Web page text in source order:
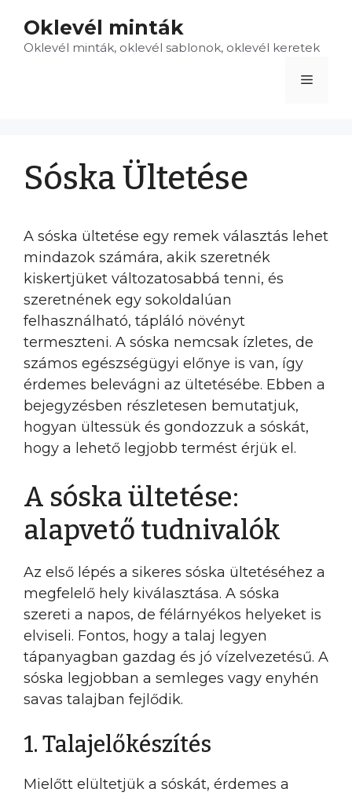
tartalomba
Oklevél minták
Oklevél minták, oklevél sablonok, oklevél keretek
Menü
Sóska Ültetése
A sóska ültetése egy remek választás lehet
mindazok számára, akik szeretnék
kiskertjüket változatosabbá tenni, és
szeretnének egy sokoldalúan
felhasználható, tápláló növényt
termeszteni. A sóska nemcsak ízletes, de
számos egészségügyi előnye is van, így
érdemes belevágni az ültetésébe. Ebben a
bejegyzésben részletesen bemutatjuk,
hogyan ültessük és gondozzuk a sóskát,
hogy a lehető legjobb termést érjük el.
A sóska ültetése:
alapvető tudnivalók
Az első lépés a sikeres sóska ültetéséhez a
megfelelő hely kiválasztása. A sóska
szereti a napos, de félárnyékos helyeket is
elviseli. Fontos, hogy a talaj legyen
tápanyagban gazdag és jó vízelvezetésű. A
sóska legjobban a semleges vagy enyhén
savas talajban fejlődik.
1. Talajelőkészítés
Mielőtt elültetjük a sóskát, érdemes a